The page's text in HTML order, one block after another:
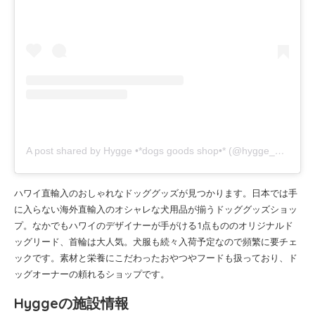
A post shared by Hygge •*dogs goods shop•* (@hygge_827)
ハワイ直輸入のおしゃれなドッググッズが見つかります。日本では手
に入らない海外直輸入のオシャレな犬用品が揃うドッググッズショッ
プ。なかでもハワイのデザイナーが手がける1点もののオリジナルド
ッグリード、首輪は大人気。犬服も続々入荷予定なので頻繁に要チェ
ックです。素材と栄養にこだわったおやつやフードも扱っており、ド
ッグオーナーの頼れるショップです。
Hyggeの施設情報